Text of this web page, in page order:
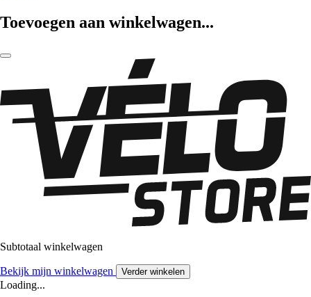
Toevoegen aan winkelwagen...
Subtotaal winkelwagen
Bekijk mijn winkelwagen Verder winkelen
Loading...